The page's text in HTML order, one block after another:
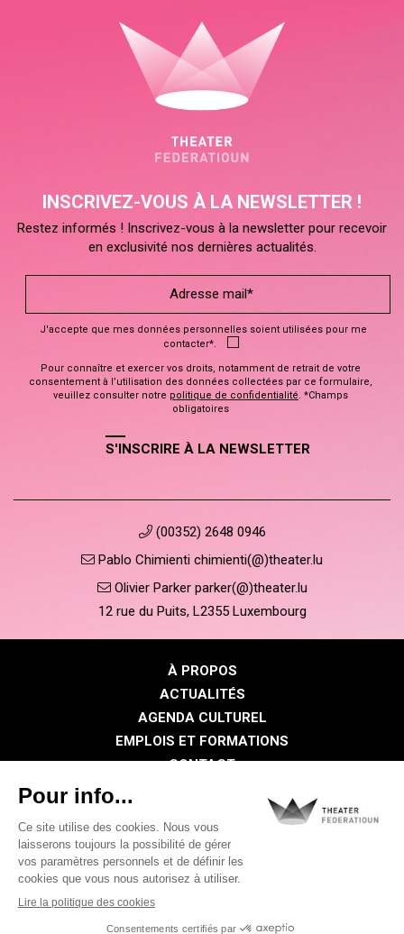
INSCRIVEZ-VOUS À LA NEWSLETTER !
Restez informés ! Inscrivez-vous à la newsletter pour recevoir
en exclusivité nos dernières actualités.
J'accepte que mes données personnelles soient utilisées pour me
contacter*.
Pour connaître et exercer vos droits, notamment de retrait de votre
consentement à l’utilisation des données collectées par ce formulaire,
veuillez consulter notre politique de confidentialité. *Champs
obligatoires
S'INSCRIRE À LA NEWSLETTER
(00352) 2648 0946
Pablo Chimienti chimienti(@)theater.lu
Olivier Parker parker(@)theater.lu
12 rue du Puits, L2355 Luxembourg
À PROPOS
ACTUALITÉS
AGENDA CULTUREL
EMPLOIS ET FORMATIONS
CONTACT
Politique de confidentialité
Politique des cookies